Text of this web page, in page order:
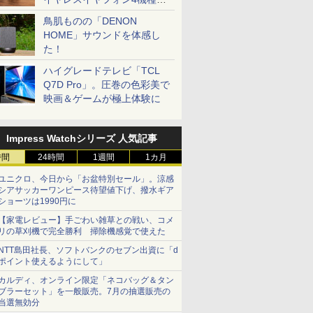
一気に聴く
鳥肌ものの「DENON
HOME」サウンドを体感し
た！
ハイグレードテレビ「TCL
Q7D Pro」。圧巻の色彩美で
映画＆ゲームが極上体験に
Impress Watchシリーズ 人気記事
24時間 1週間 1カ月
ニクロ、今日から「お盆特別セール」。涼感
アサッカーワンピース待望値下げ、撥水ギア
ョーツは1990円に
家電レビュー】手ごわい雑草との戦い、コメ
の草刈機で完全勝利 掃除機感覚で使えた
島田社長、ソフトバンクのセブン出資に「d
イント使えるようにして」
ルディ、オンライン限定「ネコバッグ＆タン
ラーセット」を一般販売。7月の抽選販売の
選無効分